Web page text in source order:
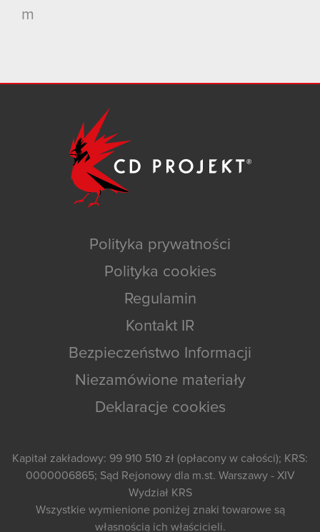
m
Polityka prywatności
Polityka cookies
Regulamin
Kontakt IR
Bezpieczeństwo Informacji
Niezamówione materiały
Deklaracje cookies
Kapitał zakładowy: 99 910 510 zł (opłacony w całości); KRS:
0000006865; Sąd Rejonowy dla m.st. Warszawy - XIV
Wydział KRS
Wszystkie wymienione poniżej znaki towarowe są
własnością ich właścicieli.